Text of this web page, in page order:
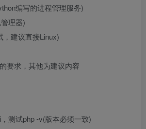
编写的进程管理服务)
理器)
，建议直接Linux)
要求，其他为建议内容
测试php -v(版本必须一致)